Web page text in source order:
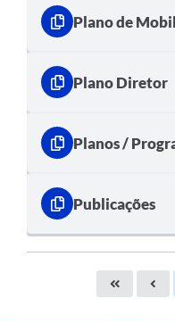
Plano de
Plano Diretor
Planos /
Publicações